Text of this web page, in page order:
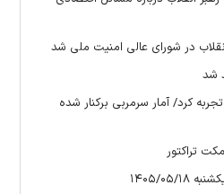
در شورای عالی امنیت ملی شد
شد
کرد/ آمار سرمربی برکنار شده
تراکتور
۰۵/۱۸